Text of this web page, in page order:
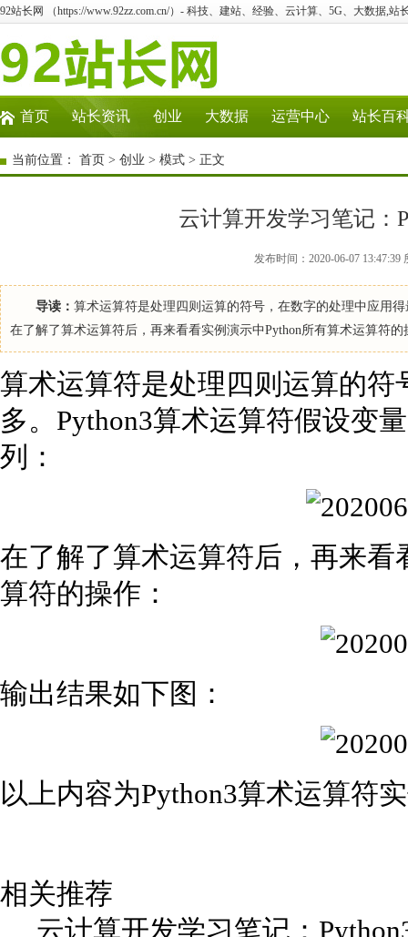
92站长网 （https://www.92zz.com.cn/）- 科技、建站、经验、云计算、5G、大数据,站
首页 站长资讯 创业 大数据 运营中心 站长百
当前位置： 首页 > 创业 > 模式 > 正文
云计算开发学习笔记：
发布时间：2020-06-07
导读： 算术运算符是处理四则运算的符号，在数字的处理中应用
在了解了算术运算符后，再来看看实例演示中Python所有算术运算符
算术运算符是处理四则运算的
多。Python3算术运算符假设变
列：
在了解了算术运算符后，再来看
算符的操作：
输出结果如下图：
以上内容为Python3算术运算符
相关推荐
云计算开发学习笔记：